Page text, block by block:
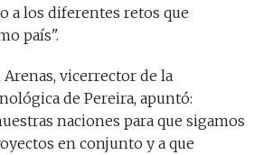
a los diferentes retos que
país".
vicerrector de la
de Pereira, apuntó:
naciones para que sigamos
en conjunto y a que